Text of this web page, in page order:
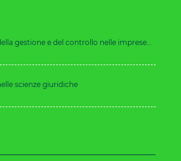
gestione e del controllo nelle imprese
scienze giuridiche